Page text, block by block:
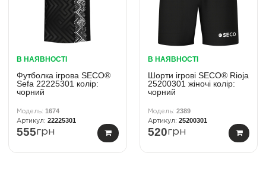
В НАЯВНОСТІ
Футболка ігрова SECO®
Sefa 22225301 колiр:
чорний
1674
22225301
555грн
В НАЯВНОСТІ
Шорти ігрові SECO® Rioja
25200301 жіночі колір:
чорний
2389
25200301
520грн